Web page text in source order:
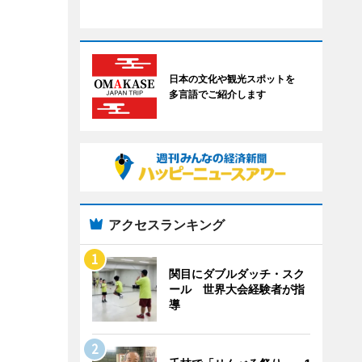
日本の文化や観光スポットを
多言語でご紹介します
アクセスランキング
関目にダブルダッチ・スク
ール 世界大会経験者が指
導